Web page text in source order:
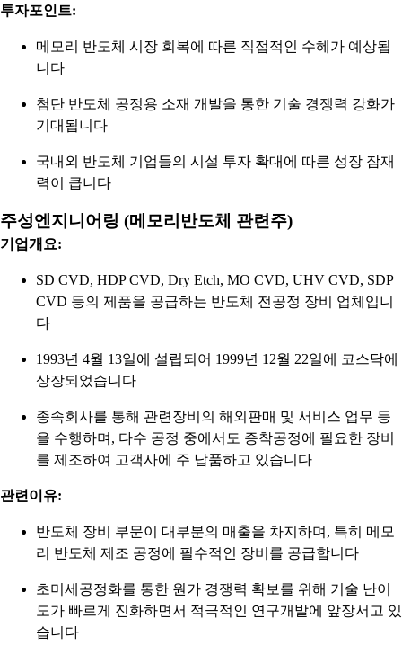
투자포인트:
메모리 반도체 시장 회복에 따른 직접적인 수혜가 예상됩
니다
첨단 반도체 공정용 소재 개발을 통한 기술 경쟁력 강화가
기대됩니다
국내외 반도체 기업들의 시설 투자 확대에 따른 성장 잠재
력이 큽니다
주성엔지니어링 (메모리반도체 관련주)
기업개요:
SD CVD, HDP CVD, Dry Etch, MO CVD, UHV CVD, SDP
CVD 등의 제품을 공급하는 반도체 전공정 장비 업체입니
다
1993년 4월 13일에 설립되어 1999년 12월 22일에 코스닥에
상장되었습니다
종속회사를 통해 관련장비의 해외판매 및 서비스 업무 등
을 수행하며, 다수 공정 중에서도 증착공정에 필요한 장비
를 제조하여 고객사에 주 납품하고 있습니다
관련이유:
반도체 장비 부문이 대부분의 매출을 차지하며, 특히 메모
리 반도체 제조 공정에 필수적인 장비를 공급합니다
초미세공정화를 통한 원가 경쟁력 확보를 위해 기술 난이
도가 빠르게 진화하면서 적극적인 연구개발에 앞장서고 있
습니다